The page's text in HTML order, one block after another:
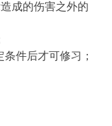
成的伤害之外的
件后才可修习；